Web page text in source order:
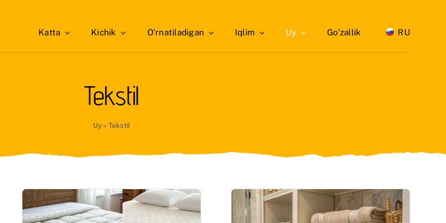
Katta Kichik O’rnatiladigan Iqlim Uy Go’zallik RU
Tekstil
Uy » Tekstil